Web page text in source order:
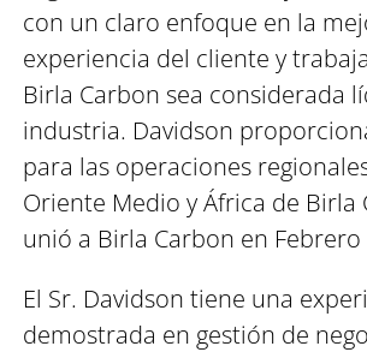
con un claro enfoque en la
experiencia del cliente y
Birla Carbon sea considerada
industria. Davidson
para las operaciones
Oriente Medio y África de Birla
unió a Birla Carbon en Febrero
El Sr. Davidson tiene una
demostrada en gestión de